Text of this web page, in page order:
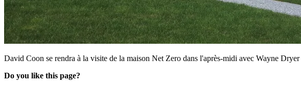
David Coon se rendra à la visite de la maison Net Zero dans l'après-midi avec Wayne
Do you like this page?